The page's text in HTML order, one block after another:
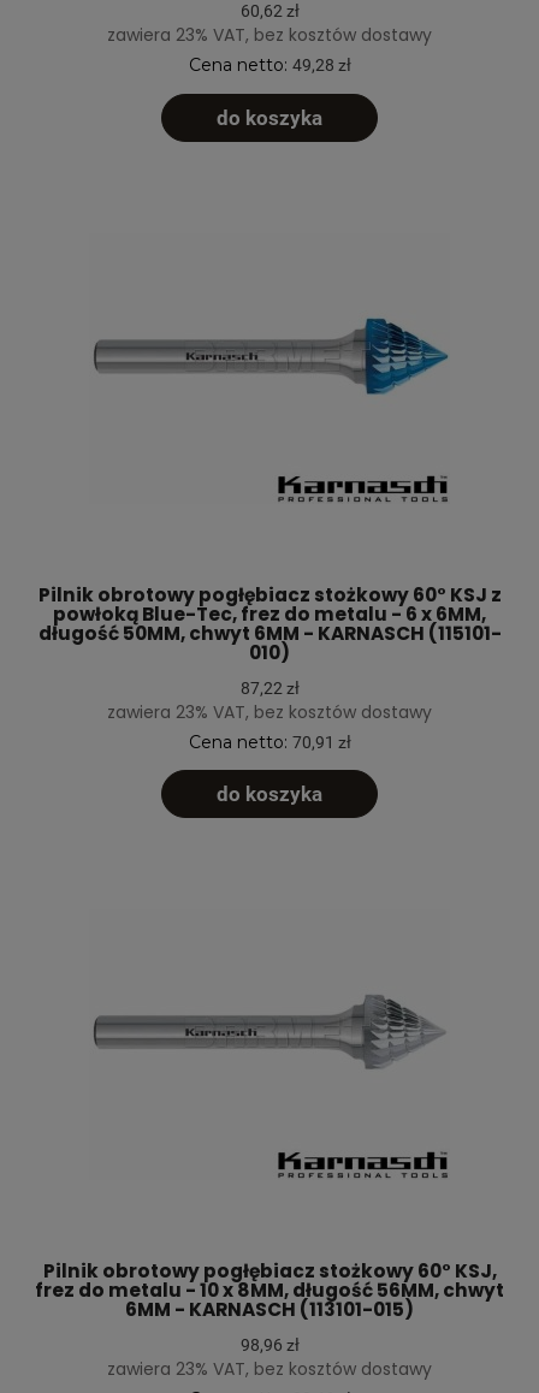
60,62 zł
zawiera 23% VAT, bez kosztów dostawy
Cena netto: 49,28 zł
do koszyka
Pilnik obrotowy pogłębiacz stożkowy 60° KSJ z
powłoką Blue-Tec, frez do metalu - 6 x 6MM,
długość 50MM, chwyt 6MM - KARNASCH (115101-
010)
87,22 zł
zawiera 23% VAT, bez kosztów dostawy
Cena netto: 70,91 zł
do koszyka
Pilnik obrotowy pogłębiacz stożkowy 60° KSJ,
frez do metalu - 10 x 8MM, długość 56MM, chwyt
6MM - KARNASCH (113101-015)
98,96 zł
zawiera 23% VAT, bez kosztów dostawy